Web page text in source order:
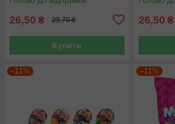
26,50 ₴ 29,70 ₴
Купити
26,50 ₴
–11% –11%